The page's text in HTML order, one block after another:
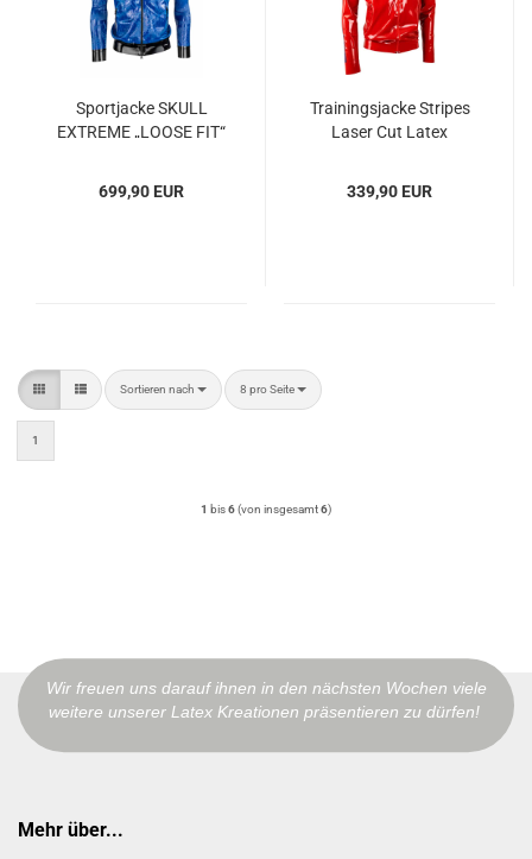
Sportjacke SKULL
EXTREME „LOOSE FIT“
699,90 EUR
Trainingsjacke Stripes
Laser Cut Latex
339,90 EUR
Sortieren nach
Sortieren nach 8 pro Seite
pro Seite
1
1 bis6(von insgesamt6)
Wir freuen uns darauf ihnen in den nächsten Wochen viele
weitere unserer Latex Kreationen präsentieren zu dürfen!
Mehr über...